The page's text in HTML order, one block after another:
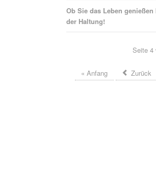
Ob Sie das Leben
der Haltung!
Seite 4
« Anfang Zurück